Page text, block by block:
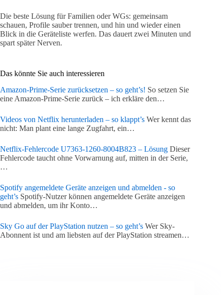
Die beste Lösung für Familien oder WGs: gemeinsam
schauen, Profile sauber trennen, und hin und wieder einen
Blick in die Geräteliste werfen. Das dauert zwei Minuten und
spart später Nerven.
Das könnte Sie auch interessieren
Amazon-Prime-Serie zurücksetzen – so geht’s! So setzen Sie
eine Amazon-Prime-Serie zurück – ich erkläre den…
Videos von Netflix herunterladen – so klappt’s Wer kennt das
nicht: Man plant eine lange Zugfahrt, ein…
Netflix-Fehlercode U7363-1260-8004B823 – Lösung Dieser
Fehlercode taucht ohne Vorwarnung auf, mitten in der Serie,
…
Spotify angemeldete Geräte anzeigen und abmelden - so
geht’s Spotify-Nutzer können angemeldete Geräte anzeigen
und abmelden, um ihr Konto…
Sky Go auf der PlayStation nutzen – so geht’s Wer Sky-
Abonnent ist und am liebsten auf der PlayStation streamen…